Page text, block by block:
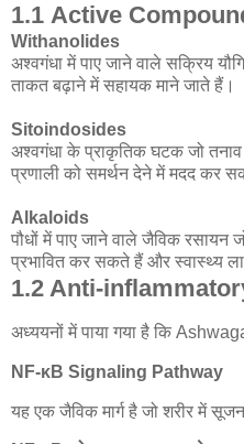
1.1 Active
Withanolides
अश्वगंधा में पाए जाने वाले सक्रिय
ताकत बढ़ाने में सहायक माने जाते हैं।
Sitoindosides
अश्वगंधा के प्राकृतिक घटक जो तनाव
प्रणाली को समर्थन देने में मदद कर
Alkaloids
पौधों में पाए जाने वाले जैविक रसायन
प्रभावित कर सकते हैं और स्वास्थ्य
1.2 Anti-
अध्ययनों में पाया गया है कि
NF-κB Signaling Pathway
यह एक जैविक मार्ग है जो शरीर में